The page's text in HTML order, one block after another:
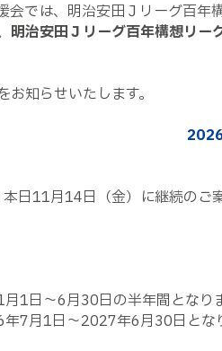
会では、明治安田Ｊリーグ百
明治安田Ｊリーグ百年構想
知らせいたします。
日11月14日（金）に継続のご
1日～6月30日の半年間となりま
7月1日～2027年6月30日とな